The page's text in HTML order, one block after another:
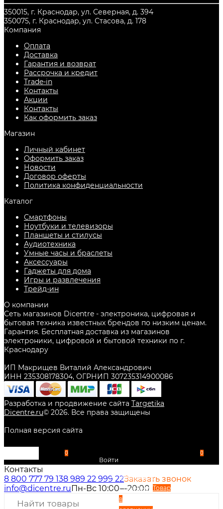
350015, г. Краснодар, ул. Северная, д. 394
350075, г. Краснодар, ул. Стасова, д. 178
Компания
Оплата
Доставка
Гарантия и возврат
Рассрочка и кредит
Trade-in
Контакты
Акции
Контакты
Как оформить заказ
Магазин
Личный кабинет
Оформить заказ
Новости
Договор оферты
Политика конфиденциальности
Каталог
Смартфоны
Ноутбуки и телевизоры
Планшеты и стилусы
Аудиотехника
Умные часы и браслеты
Аксессуары
Гаджеты для дома
Игры и развлечения
Трейд-ин
О компании
Сеть магазинов Dicentre - электроника, цифровая и
бытовая техника известных брендов по низким ценам.
Гарантия. Бесплатная доставка из магазинов
электроники, цифровой и бытовой техники по г.
Краснодару
ИП Макрищев Виталий Александрович
ИНН 235308178304, ОГРНИП 307235314900086
Разработка и продвижение сайта Targetika
Dicentre.ru© 2026. Все права защищены
Полная версия сайта
0
Войти
Избранное
Сравнение Товар
в
0
Контакты
8 800 777 79 138 989 22 999 22Заказать звонок
info@dicentre.ruПн-Вс 10:00—20:00